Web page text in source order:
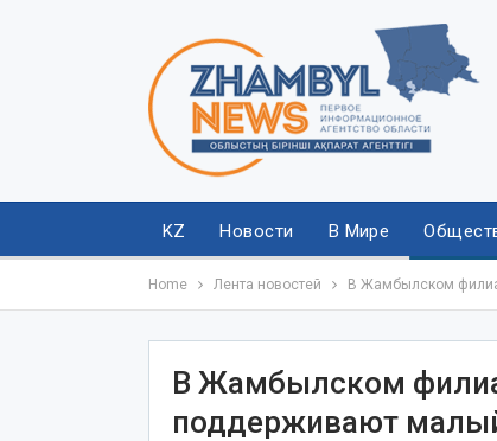
KZ Новости В Мире
Home Лента новостей В Жамбылском
В Жамбылском
поддерживают